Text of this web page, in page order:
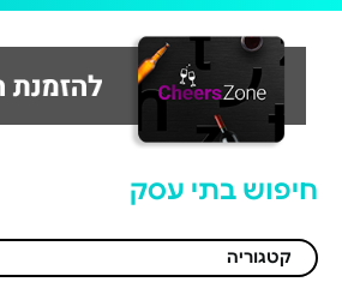
חיפוש בתי עסק
קטגוריה